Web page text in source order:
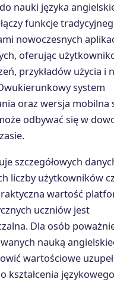
nauki języka
funkcje
nowoczesnych
oferując
przykładów użycia i
system
oraz wersja mobilna
odbywać się w
szczegółowych
liczby użytkowników
wartość
uczniów jest
Dla osób
nauką
wartościowe
kształcenia